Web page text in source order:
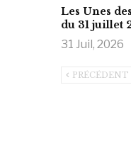
Les Unes
du 31 juillet
31 Juil, 2026
PRÉCÉDENT